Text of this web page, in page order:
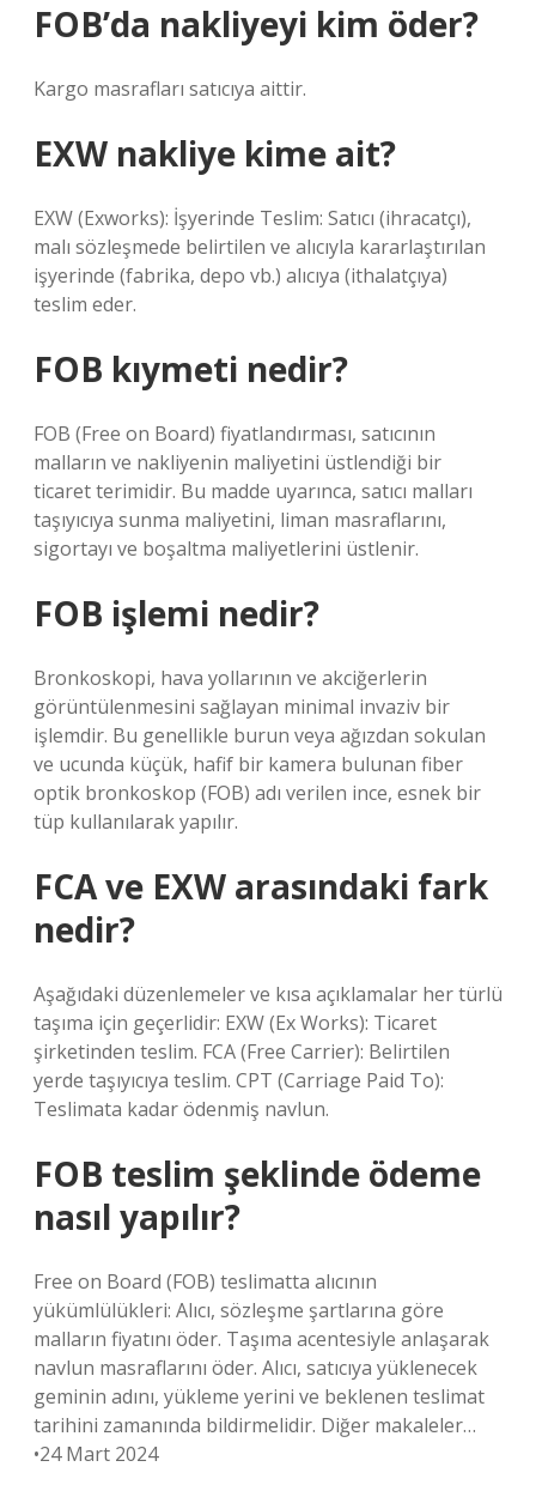
FOB’da nakliyeyi kim öder?
Kargo masrafları satıcıya aittir.
EXW nakliye kime ait?
EXW (Exworks): İşyerinde Teslim: Satıcı (ihracatçı),
malı sözleşmede belirtilen ve alıcıyla kararlaştırılan
işyerinde (fabrika, depo vb.) alıcıya (ithalatçıya)
teslim eder.
FOB kıymeti nedir?
FOB (Free on Board) fiyatlandırması, satıcının
malların ve nakliyenin maliyetini üstlendiği bir
ticaret terimidir. Bu madde uyarınca, satıcı malları
taşıyıcıya sunma maliyetini, liman masraflarını,
sigortayı ve boşaltma maliyetlerini üstlenir.
FOB işlemi nedir?
Bronkoskopi, hava yollarının ve akciğerlerin
görüntülenmesini sağlayan minimal invaziv bir
işlemdir. Bu genellikle burun veya ağızdan sokulan
ve ucunda küçük, hafif bir kamera bulunan fiber
optik bronkoskop (FOB) adı verilen ince, esnek bir
tüp kullanılarak yapılır.
FCA ve EXW arasındaki fark
nedir?
Aşağıdaki düzenlemeler ve kısa açıklamalar her türlü
taşıma için geçerlidir: EXW (Ex Works): Ticaret
şirketinden teslim. FCA (Free Carrier): Belirtilen
yerde taşıyıcıya teslim. CPT (Carriage Paid To):
Teslimata kadar ödenmiş navlun.
FOB teslim şeklinde ödeme
nasıl yapılır?
Free on Board (FOB) teslimatta alıcının
yükümlülükleri: Alıcı, sözleşme şartlarına göre
malların fiyatını öder. Taşıma acentesiyle anlaşarak
navlun masraflarını öder. Alıcı, satıcıya yüklenecek
geminin adını, yükleme yerini ve beklenen teslimat
tarihini zamanında bildirmelidir. Diğer makaleler…
•24 Mart 2024